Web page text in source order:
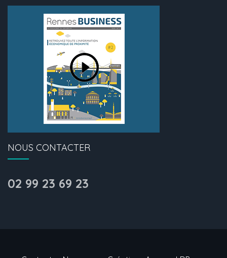
NOUS CONTACTER
02 99 23 69 23